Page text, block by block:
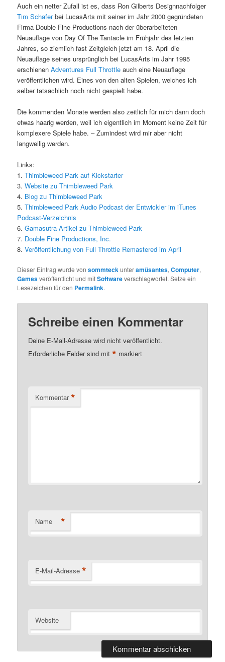
Auch ein netter Zufall ist es, dass Ron Gilberts Designnachfolger
Tim Schaferbei LucasArts mit seiner im Jahr 2000 gegründeten
Firma Double Fine Productions nach der überarbeiteten
Neuauflage von Day Of The Tantacle im Frühjahr des letzten
Jahres, so ziemlich fast Zeitgleich jetzt am 18. April die
Neuauflage seines ursprünglich bei LucasArts im Jahr 1995
erschienenAdventures Full Throttle auch eine Neuauflage
veröffentlichen wird. Eines von den alten Spielen, welches ich
selber tatsächlich noch nicht gespielt habe.
Die kommenden Monate werden also zeitlich für mich dann doch
etwas haarig werden, weil ich eigentlich im Moment keine Zeit für
komplexere Spiele habe. – Zumindest wird mir aber nicht
langweilig werden.
Links:
1.Thimbleweed Park auf Kickstarter
3.Website zu Thimbleweed Park
4. Blog zu Thimbleweed Park
5.Thimbleweed Park Audio Podcast der Entwickler im iTunes
Podcast-Verzeichnis
6.Gamasutra-Artikel zu Thimbleweed Park
7. Double Fine Productions, Inc.
8.Veröffentlichung von Full Throttle Remastered im April
Dieser Eintrag wurde vonsommteckunteramüsantes,Computer,
Gamesveröffentlicht und mitSoftwareverschlagwortet. Setze ein
Lesezeichen für den Permalink.
Schreibe einen Kommentar
Deine E-Mail-Adresse wird nicht veröffentlicht.
Erforderliche Felder sind mit* markiert
Kommentar *
Name *
E-Mail-Adresse *
Website